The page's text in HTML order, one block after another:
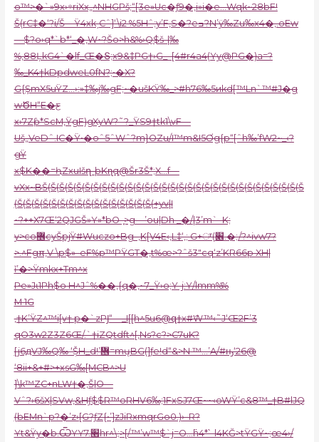
o™>�`»9x›÷riXx„^NНGPš;“[3e»Uc�ƒ9�‚i»i�e…Wqk~28bF!
Š(rC‡�‘?i/Š—Ÿ4xkˏCˆ]‘\i2 %5Hˆ;y’F‚S�?eߏ?N’ÿ‰Zu‰x4�‚.oEw
—$?o›q*`b*‘_�‚W~?Šo>h&%›Q$š-|‰
%‚88ĻkG4`�lf_Œ�Տ;x9&‡PG†›G_–[4#r4a4(Yy@PG�)a=?
‰_K4†kDpdweL0fN?;•�X?
G{ŞmX5uŸZ…›:»‡‰j‰gF;~�ušKŸ‰_>#h76‰5иkd[™Ln`™#J�g
wԾH“E�ƹ
x›7Zƥ*ScM,ŸgF)gXyW?˜?_ŸS9†tk1\vF—
Uš„VeDˆ.IC�Ÿ•�oˆ5ˆWˆ?m}OZu/I™m&I5Ơg{p“[ˆh‰’fW2~_‹?
gŸ
x$K��=ԧZxuIšղ-þKɳq@Šr3Š*;X…f—
vXx~BŠ(Š(Š(Š(Š(Š(Š(Š(Š(Š(Š(Š(Š(Š(Š(Š(Š(Š(Š(Š(Š(Š(Š(Š(Š(Š(Š(Š(Š(Š(Š
(Š(Š(Š(Š(Š(Š(Š(Š(Š(Š(Š(Š(Š(Š(Š(Š(+yv|I
~?++X7Œ‘2QJGŠ»Y»*bO–֢>g—’ou|Dh _�/|3’m`–K;
y>co޾cyŠpjŸ#Wuczo+Bg–‚K[V4E‹,L‡‘,; G+ਾ(׎.�;/?^ivw7?
>.^Fgπ,V \p$»–eF%p™PŸGT�‚t%œ>?ˆš3″cq‘z’KR66p XH|
ǐ’�>Ÿmkx+Tm^x
Pּe»Jɩ1Ph$o H^Jˆ%��‚{q�‚~7_Ÿ›o;Y-j:Y/lmm%%
M 1G
,†K’ŸZ^™i[v† p�`zPͿ“—_I[[h^5u6@զ†x#ަW™‹˜J‘Œ2F’3
qO3w2Z3Z6Œ/.`†iZQtdft^[‚Ns?c?>C7uK?
[j6дVJ‰Q‰ ‘ܲŠH_d!’᝞=mųBG(]ƒe!d“&>N ™…’A/#ԣ‘26@
‘8ii+&+#>+xsG‰[MCB^>U
]\k™ZC+nLW†�‚Š|O—
Vˆ?›6šX|SVw‚&Hƒ$$R™oRHV6‰;1FxSJ7Œ~~‹oWŸ’c&8™_†B#lJQ
(bEMn`p?�’z›[G?ƒZ{•’]zJiRxmqrGo0.)›–R?
Yt&Ÿy�b.ѾYY7.׫hr^\;>[/™’w™$`j=O…߳h4*՝–l4KĞ>tŸGŸ~;œ4›/